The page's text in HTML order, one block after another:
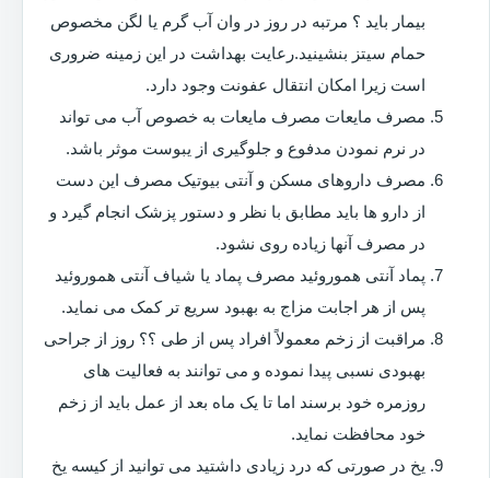
بیمار باید ؟ مرتبه در روز در وان آب گرم یا لگن مخصوص
حمام سیتز بنشینید.رعایت بهداشت در این زمینه ضروری
است زیرا امکان انتقال عفونت وجود دارد.
مصرف مایعات مصرف مایعات به خصوص آب می تواند
در نرم نمودن مدفوع و جلوگیری از یبوست موثر باشد.
مصرف داروهای مسکن و آنتی بیوتیک مصرف این دست
از دارو ها باید مطابق با نظر و دستور پزشک انجام گیرد و
در مصرف آنها زیاده روی نشود.
پماد آنتی هموروئید مصرف پماد یا شیاف آنتی هموروئید
پس از هر اجابت مزاج به بهبود سریع تر کمک می نماید.
مراقبت از زخم معمولاً افراد پس از طی ؟؟ روز از جراحی
بهبودی نسبی پیدا نموده و می توانند به فعالیت های
روزمره خود برسند اما تا یک ماه بعد از عمل باید از زخم
خود محافظت نماید.
یخ در صورتی که درد زیادی داشتید می توانید از کیسه یخ